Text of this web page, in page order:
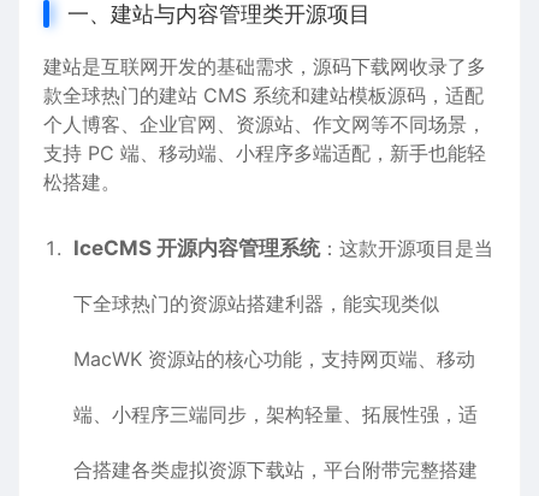
一、建站与内容管理类开源项目
建站是互联网开发的基础需求，源码下载网收录了多
款全球热门的建站 CMS 系统和建站模板源码，适配
个人博客、企业官网、资源站、作文网等不同场景，
支持 PC 端、移动端、小程序多端适配，新手也能轻
松搭建。
IceCMS 开源内容管理系统：这款开源项目是当
下全球热门的资源站搭建利器，能实现类似
MacWK 资源站的核心功能，支持网页端、移动
端、小程序三端同步，架构轻量、拓展性强，适
合搭建各类虚拟资源下载站，平台附带完整搭建